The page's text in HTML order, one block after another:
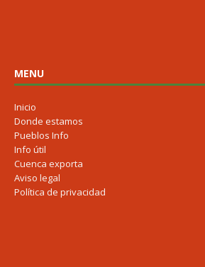
MENU
Inicio
Donde estamos
Pueblos Info
Info útil
Cuenca exporta
Aviso legal
Política de privacidad